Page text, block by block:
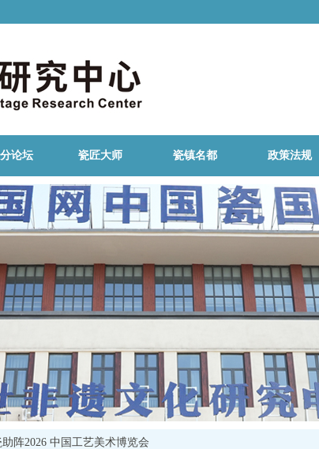
论坛 瓷匠大师 瓷镇名都 政策法规
阵2026 中国工艺美术博览会